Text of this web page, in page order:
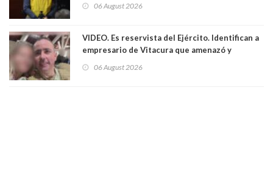
06 August 2026
VIDEO. Es reservista del Ejército. Identifican a
empresario de Vitacura que amenazó y
al "ring raja". Se trata de Andrés Arrieta y la
06 August 2026